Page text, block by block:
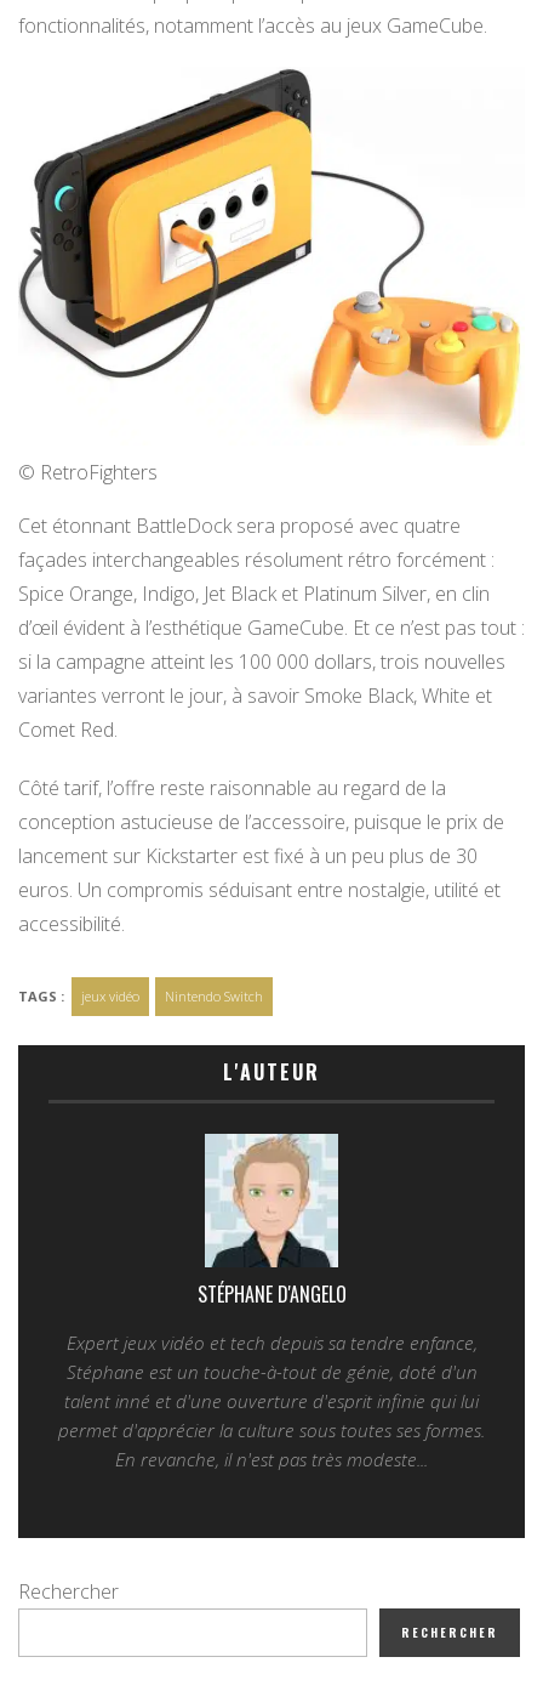
fonctionnalités, notamment l’accès au jeux GameCube.
© RetroFighters
Cet étonnant BattleDock sera proposé avec quatre
façades interchangeables résolument rétro forcément :
Spice Orange, Indigo, Jet Black et Platinum Silver, en clin
d’œil évident à l’esthétique GameCube. Et ce n’est pas tout :
si la campagne atteint les 100 000 dollars, trois nouvelles
variantes verront le jour, à savoir Smoke Black, White et
Comet Red.
Côté tarif, l’offre reste raisonnable au regard de la
conception astucieuse de l’accessoire, puisque le prix de
lancement sur Kickstarter est fixé à un peu plus de 30
euros. Un compromis séduisant entre nostalgie, utilité et
accessibilité.
TAGS : jeux vidéo Nintendo Switch
L'AUTEUR
STÉPHANE D'ANGELO
Expert jeux vidéo et tech depuis sa tendre enfance,
Stéphane est un touche-à-tout de génie, doté d'un
talent inné et d'une ouverture d'esprit infinie qui lui
permet d'apprécier la culture sous toutes ses formes.
En revanche, il n'est pas très modeste...
Rechercher
RECHERCHER